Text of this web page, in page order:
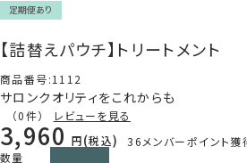
定期便あり
【詰替えパウチ】トリートメント
商品番号 1112
サロンクオリティをこれからも
（0件） レビューを見る
3,960 税込 36 メンバーポイント獲